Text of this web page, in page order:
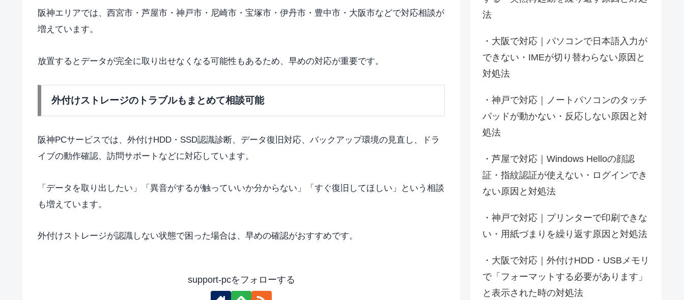
阪神エリアでは、西宮市・芦屋市・神戸市・尼崎市・宝塚市・伊丹市・豊中市・大阪市などで対応相談が
増えています。
放置するとデータが完全に取り出せなくなる可能性もあるため、早めの対応が重要です。
外付けストレージのトラブルもまとめて相談可能
阪神PCサービスでは、外付けHDD・SSD認識診断、データ復旧対応、バックアップ環境の見直し、ドラ
イブの動作確認、訪問サポートなどに対応しています。
「データを取り出したい」「異音がするが触っていいか分からない」「すぐ復旧してほしい」という相談
も増えています。
外付けストレージが認識しない状態で困った場合は、早めの確認がおすすめです。
support-pcをフォローする
法
大阪で対応｜パソコンで日本語入力が
できない・IMEが切り替わらない原因と
対処法
神戸で対応｜ノートパソコンのタッチ
パッドが動かない・反応しない原因と対
処法
芦屋で対応｜Windows Helloの顔認
証・指紋認証が使えない・ログインでき
ない原因と対処法
神戸で対応｜プリンターで印刷できな
い・用紙づまりを繰り返す原因と対処法
大阪で対応｜外付けHDD・USBメモリ
で「フォーマットする必要があります」
と表示された時の対処法